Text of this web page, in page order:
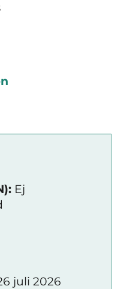
Ej
juli 2026